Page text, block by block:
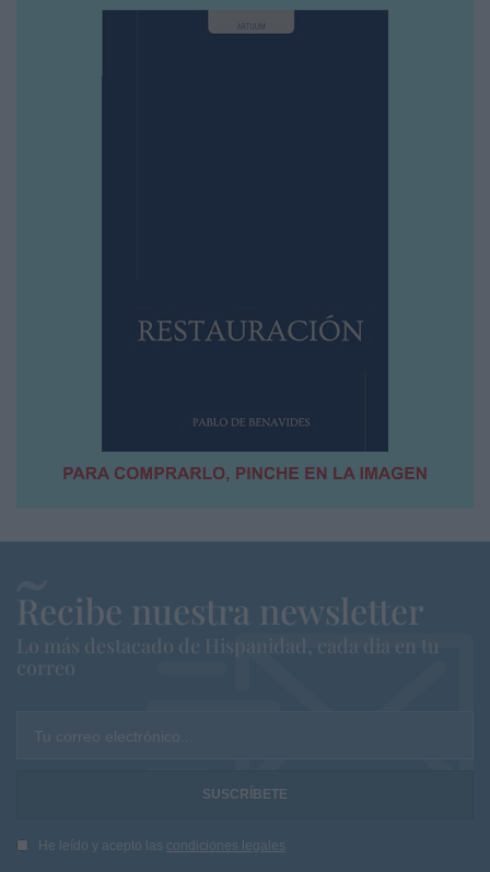
Recibe nuestra newsletter
Lo más destacado de Hispanidad, cada dia en tu
correo
Tu correo electrónico...
He leído y acepto las condiciones legales